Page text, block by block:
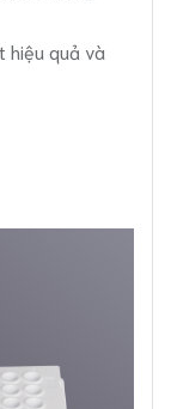
hiệu quả và